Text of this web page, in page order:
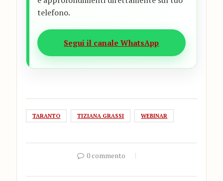
telefono.
Segui il canale WhatsApp
TARANTO TIZIANA GRASSI WEBINAR
0 commento